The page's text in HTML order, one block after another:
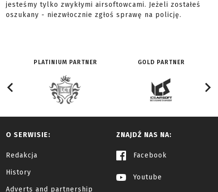
jesteśmy tylko zwykłymi airsoftowcami. Jeżeli zostałeś
oszukany - niezwłocznie zgłoś sprawę na policję.
PLATINIUM PARTNER GOLD PARTNER
O SERWISIE:
Redakcja
History
Adverts and partnership
ZNAJDŹ NAS NA:
Facebook
Youtube